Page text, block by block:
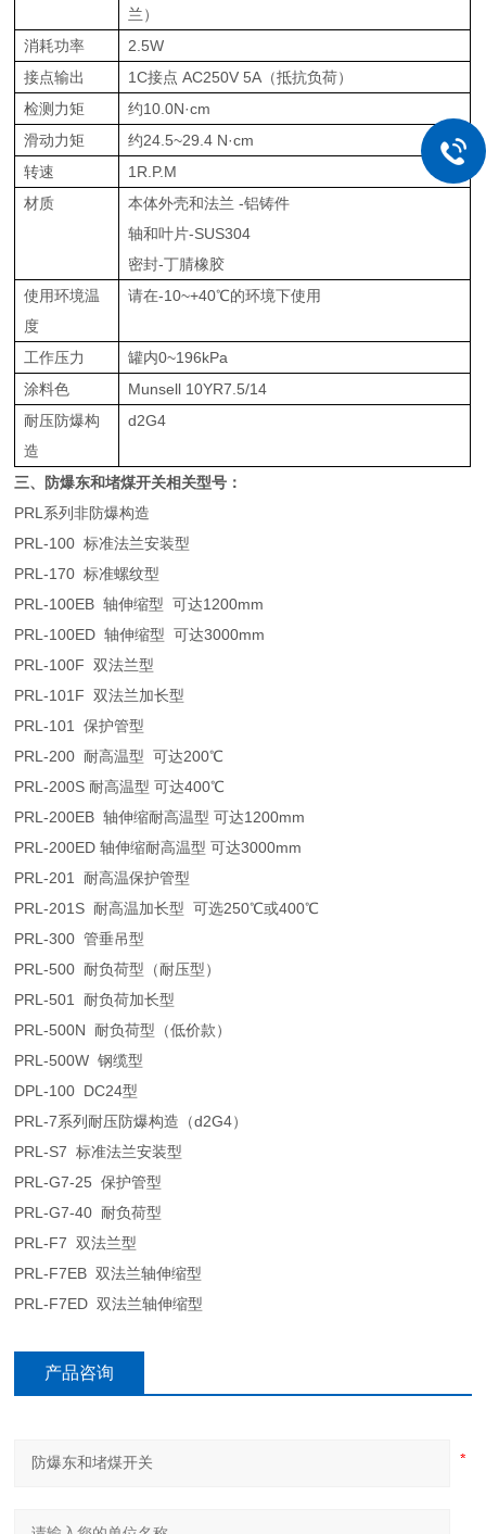
兰）
消耗功率
2.5W
接点输出
1C接点 AC250V 5A（抵抗负荷）
检测力矩
约10.0N·cm
滑动力矩
约24.5~29.4 N·cm
转速
1R.P.M
材质
本体外壳和法兰 -铝铸件
轴和叶片-SUS304
密封-丁腈橡胶
使用环境温
度
请在-10~+40℃的环境下使用
工作压力
罐内0~196kPa
涂料色
Munsell 10YR7.5/14
耐压防爆构
造
d2G4
三、 防爆东和堵煤开关相关型号 ：
PRL系列非防爆构造
PRL-100 标准法兰安装型
PRL-170 标准螺纹型
PRL-100EB 轴伸缩型 可达1200mm
PRL-100ED 轴伸缩型 可达3000mm
PRL-100F 双法兰型
PRL-101F 双法兰加长型
PRL-101 保护管型
PRL-200 耐高温型 可达200℃
PRL-200S 耐高温型 可达400℃
PRL-200EB 轴伸缩耐高温型 可达1200mm
PRL-200ED 轴伸缩耐高温型 可达3000mm
PRL-201 耐高温保护管型
PRL-201S 耐高温加长型 可选250℃或400℃
PRL-300 管垂吊型
PRL-500 耐负荷型（耐压型）
PRL-501 耐负荷加长型
PRL-500N 耐负荷型（低价款）
PRL-500W 钢缆型
DPL-100 DC24型
PRL-7系列耐压防爆构造（d2G4）
PRL-S7 标准法兰安装型
PRL-G7-25 保护管型
PRL-G7-40 耐负荷型
PRL-F7 双法兰型
PRL-F7EB 双法兰轴伸缩型
PRL-F7ED 双法兰轴伸缩型
产品咨询